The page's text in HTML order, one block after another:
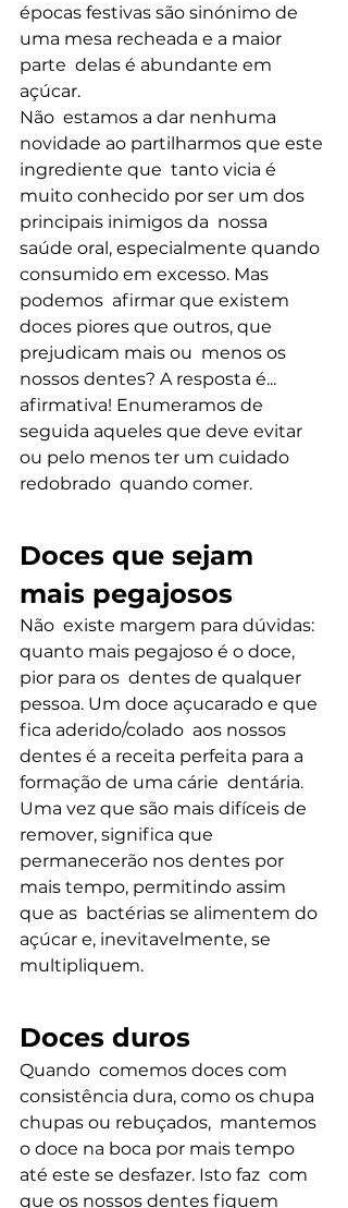
épocas festivas são sinónimo de
uma mesa recheada e a maior
parte  delas é abundante em
açúcar.
Não  estamos a dar nenhuma
novidade ao partilharmos que este
ingrediente que  tanto vicia é
muito conhecido por ser um dos
principais inimigos da  nossa
saúde oral, especialmente quando
consumido em excesso. Mas
podemos  afirmar que existem
doces piores que outros, que
prejudicam mais ou  menos os
nossos dentes? A resposta é...
afirmativa! Enumeramos de
seguida aqueles que deve evitar
ou pelo menos ter um cuidado
redobrado  quando comer.
Doces que sejam
mais pegajosos
Não  existe margem para dúvidas:
quanto mais pegajoso é o doce,
pior para os  dentes de qualquer
pessoa. Um doce açucarado e que
fica aderido/colado  aos nossos
dentes é a receita perfeita para a
formação de uma cárie  dentária.
Uma vez que são mais difíceis de
remover, significa que
permanecerão nos dentes por
mais tempo, permitindo assim
que as  bactérias se alimentem do
açúcar e, inevitavelmente, se
multipliquem.
Doces duros
Quando  comemos doces com
consistência dura, como os chupa
chupas ou rebuçados,  mantemos
o doce na boca por mais tempo
até este se desfazer. Isto faz  com
que os nossos dentes fiquem